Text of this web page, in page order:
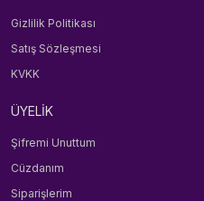
Gizlilik Politikası
Satış Sözleşmesi
KVKK
ÜYELİK
Şifremi Unuttum
Cüzdanım
Siparişlerim